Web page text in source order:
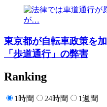
東京都が自転車政策を
「歩道通行」の弊害
Ranking
1時間 24時間 1週間